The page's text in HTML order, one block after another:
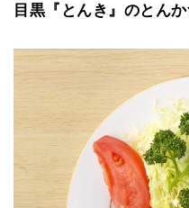
目黒『とんき』のとん